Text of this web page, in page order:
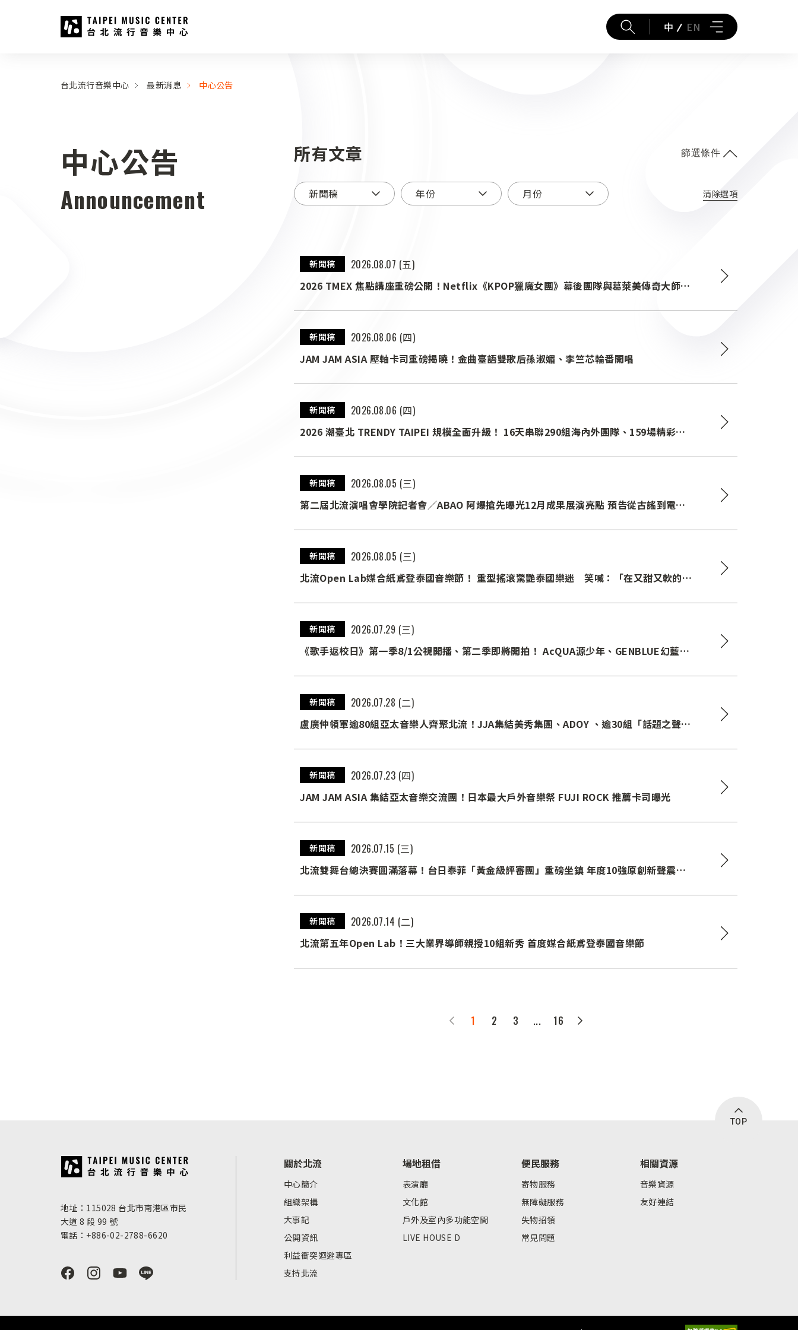
::: 中 EN
台北流行音樂中心 最新消息 中心公告
中心公告
Announcement
所有文章 篩選條件
清除選項
新聞稿
2026.08.07 (五)
2026 TMEX 焦點講座重磅公開！Netflix《KPOP獵魔女團》幕後團隊與葛萊美傳奇大師
新聞稿
2026.08.06 (四)
JAM JAM ASIA 壓軸卡司重磅揭曉！金曲臺語雙歌后孫淑媚、李竺芯輪番開唱
新聞稿
2026.08.06 (四)
2026 潮臺北 TRENDY TAIPEI 規模全面升級！ 16天串聯290組海內外團隊、159場精彩演
新聞稿
2026.08.05 (三)
第二屆北流演唱會學院記者會／ABAO 阿爆搶先曝光12月成果展演亮點 預告從古謠到電子
新聞稿
2026.08.05 (三)
北流Open Lab媒合紙鳶登泰國音樂節！ 重型搖滾驚艷泰國樂迷 笑喊：「在又甜又軟的音
新聞稿
2026.07.29 (三)
《歌手返校日》第一季8/1公視開播、第二季即將開拍！ AcQUA源少年、GENBLUE幻藍小
新聞稿
2026.07.28 (二)
盧廣仲領軍逾80組亞太音樂人齊聚北流！JJA集結美秀集團、ADOY 、逾30組「話題之聲」
新聞稿
2026.07.23 (四)
JAM JAM ASIA 集結亞太音樂交流團！日本最大戶外音樂祭 FUJI ROCK 推薦卡司曝光
新聞稿
2026.07.15 (三)
北流雙舞台總決賽圓滿落幕！台日泰菲「黃金級評審團」重磅坐鎮 年度10強原創新聲震撼
新聞稿
2026.07.14 (二)
北流第五年Open Lab！三大業界導師親授10組新秀 首度媒合紙鳶登泰國音樂節
1 2 3 ... 16
TOP
:::
地址：115028 台北市南港區市民
大道 8 段 99 號
電話：+886-02-2788-6620
關於北流
中心簡介
組織架構
大事記
公開資訊
利益衝突迴避專區
支持北流
場地租借
表演廳
文化館
戶外及室內多功能空間
LIVE HOUSE D
便民服務
寄物服務
無障礙服務
失物招領
常見問題
相關資源
音樂資源
友好連結